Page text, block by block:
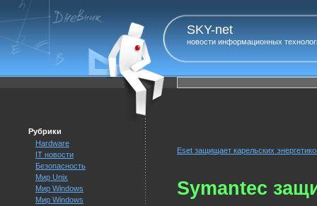
SKY-net
новости информационных
Рубрики
Hardware
IT новости
Безопасность
Мир Unix
Мир Windows
Мир Windows
Eset защищает карельских
Symantec